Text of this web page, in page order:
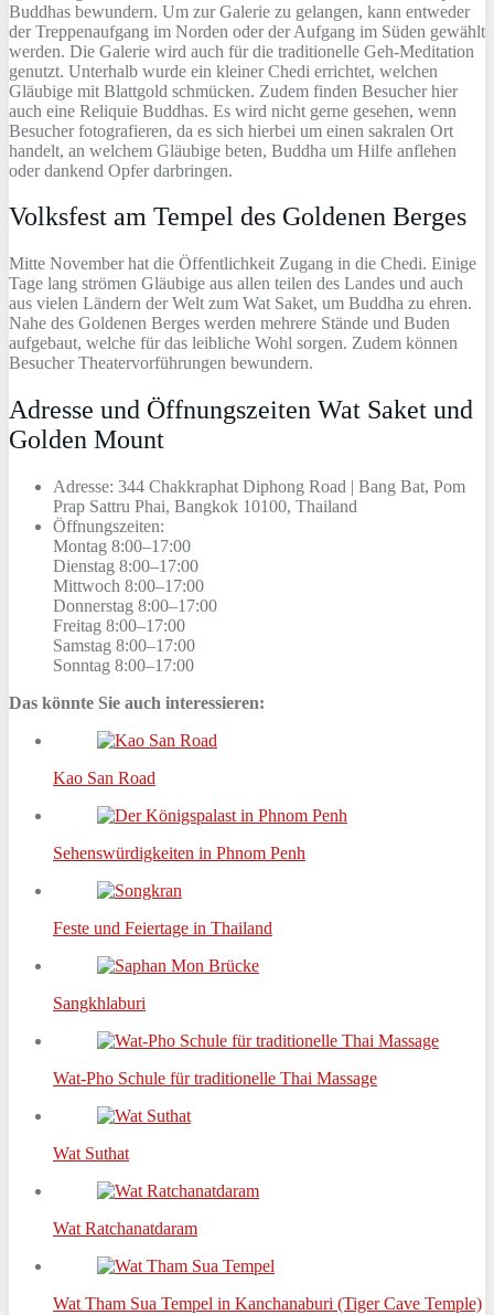
Buddhas bewundern. Um zur Galerie zu gelangen, kann entweder
der Treppenaufgang im Norden oder der Aufgang im Süden gewählt
werden. Die Galerie wird auch für die traditionelle Geh-Meditation
genutzt. Unterhalb wurde ein kleiner Chedi errichtet, welchen
Gläubige mit Blattgold schmücken. Zudem finden Besucher hier
auch eine Reliquie Buddhas. Es wird nicht gerne gesehen, wenn
Besucher fotografieren, da es sich hierbei um einen sakralen Ort
handelt, an welchem Gläubige beten, Buddha um Hilfe anflehen
oder dankend Opfer darbringen.
Volksfest am Tempel des Goldenen Berges
Mitte November hat die Öffentlichkeit Zugang in die Chedi. Einige
Tage lang strömen Gläubige aus allen teilen des Landes und auch
aus vielen Ländern der Welt zum Wat Saket, um Buddha zu ehren.
Nahe des Goldenen Berges werden mehrere Stände und Buden
aufgebaut, welche für das leibliche Wohl sorgen. Zudem können
Besucher Theatervorführungen bewundern.
Adresse und Öffnungszeiten Wat Saket und
Golden Mount
Adresse: 344 Chakkraphat Diphong Road | Bang Bat, Pom
Prap Sattru Phai, Bangkok 10100, Thailand
Öffnungszeiten:
Montag 8:00–17:00
Dienstag 8:00–17:00
Mittwoch 8:00–17:00
Donnerstag 8:00–17:00
Freitag 8:00–17:00
Samstag 8:00–17:00
Sonntag 8:00–17:00
Das könnte Sie auch interessieren:
Kao San Road
Sehenswürdigkeiten in Phnom Penh
Feste und Feiertage in Thailand
Sangkhlaburi
Wat-Pho Schule für traditionelle Thai Massage
Wat Suthat
Wat Ratchanatdaram
Wat Tham Sua Tempel in Kanchanaburi (Tiger Cave Temple)